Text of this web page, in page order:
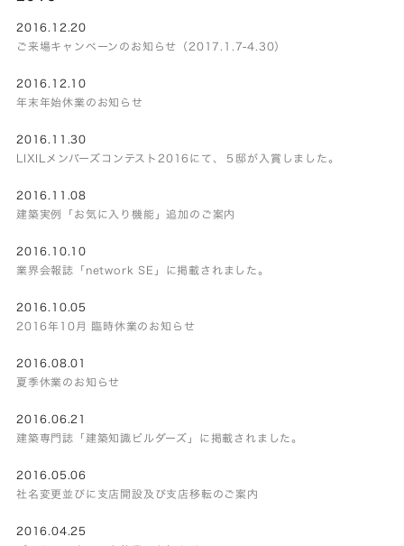
2016.12.20
ご来場キャンペーンのお知らせ（2017.1.7-4.30）
2016.12.10
年末年始休業のお知らせ
2016.11.30
LIXILメンバーズコンテスト2016にて、５邸が入賞しました。
2016.11.08
建築実例「お気に入り機能」追加のご案内
2016.10.10
業界会報誌「network SE」に掲載されました。
2016.10.05
2016年10月 臨時休業のお知らせ
2016.08.01
夏季休業のお知らせ
2016.06.21
建築専門誌「建築知識ビルダーズ」に掲載されました。
2016.05.06
社名変更並びに支店開設及び支店移転のご案内
2016.04.25